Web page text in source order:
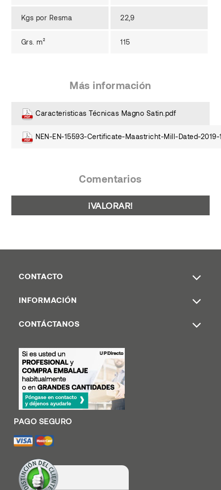
Kgs por Resma 22,9
Grs. m² 115
Más información
Caracteristicas Técnicas Magno Satin.pdf
NEN-EN-15593-Certificate-Maastricht-Mill-Dated-
Comentarios
¡VALORAR!
CONTACTO
INFORMACIÓN
CONTÁCTANOS